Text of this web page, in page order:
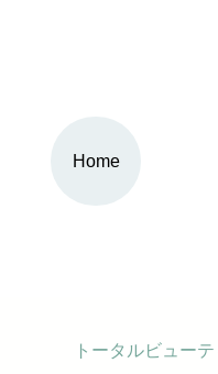
Home
トータルビュー